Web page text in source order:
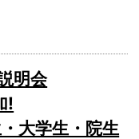
明会
!
大学生・院生